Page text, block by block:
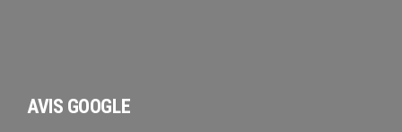
AVIS GOOGLE